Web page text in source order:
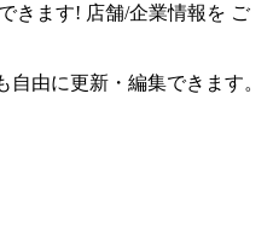
きます! 店舗/企業情報を ご
由に更新・編集できます。